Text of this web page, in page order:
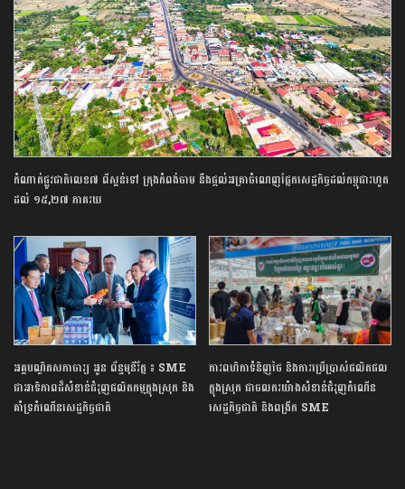
​កំណាត់ផ្លូវ​ជាតិលេខ​៧​ ពីស្គន់​ទៅ ក្រុងកំពង់ចាម ​​នឹងផ្ដល់​អត្រា​​ចំណេញ​ផ្នែក​សេដ្ឋកិច្ច​ដល់​កម្ពុជា​រហូត
ដល់​ ១៥,២៧ ភាគរយ
អគ្គបណ្ឌិតសភាចារ្យ អូន ព័ន្ធមុនីរ័ត្ន ៖ SME
ជាអាទិភាពដ៏សំខាន់ជំរុញផលិតកម្មក្នុងស្រុក និង
គាំទ្រកំណើនសេដ្ឋកិច្ចជាតិ
ការពហិកាទំនិញថៃ និងការប្រើប្រាស់ផលិតផល
ក្នុងស្រុក ជាចលករយ៉ាងសំខាន់ជំរុញកំណើន
សេដ្ឋកិច្ចជាតិ និងពង្រីក SME